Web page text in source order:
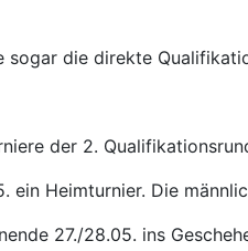
die direkte
der 2.
Heimturnier. Die
27./28.05. ins